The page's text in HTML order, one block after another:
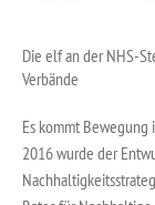
Die elf an der NHS-
Verbände
Es kommt
2016 wurde der